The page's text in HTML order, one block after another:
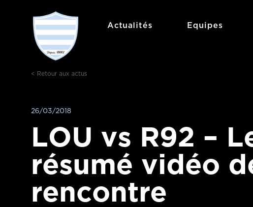
Actualités Equipes
< Retour aux actus
26/03/2018
LOU vs R92 –
résumé vidéo
rencontre